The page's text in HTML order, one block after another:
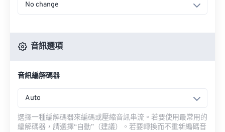
No change
音訊選項
音訊編解碼器
Auto
選擇一種編解碼器來編碼或壓縮音訊串流。若要使用最常用的
編解碼器，請選擇“自動”（建議）。若要轉換而不重新編碼音